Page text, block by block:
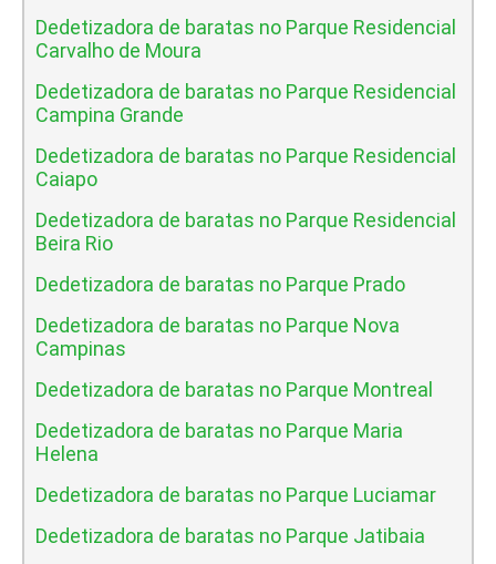
Dedetizadora de baratas no Parque Residencial
Carvalho de Moura
Dedetizadora de baratas no Parque Residencial
Campina Grande
Dedetizadora de baratas no Parque Residencial
Caiapo
Dedetizadora de baratas no Parque Residencial
Beira Rio
Dedetizadora de baratas no Parque Prado
Dedetizadora de baratas no Parque Nova
Campinas
Dedetizadora de baratas no Parque Montreal
Dedetizadora de baratas no Parque Maria
Helena
Dedetizadora de baratas no Parque Luciamar
Dedetizadora de baratas no Parque Jatibaia